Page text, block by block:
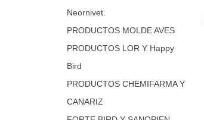
Neornivet.
PRODUCTOS MOLDE AVES
PRODUCTOS LOR Y Happy
Bird
PRODUCTOS CHEMIFARMA Y
CANARIZ